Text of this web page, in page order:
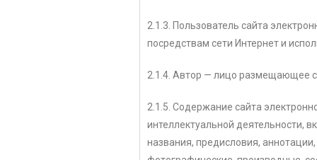
2.1.3. Пользователь сайта
посредствам сети Интернет и
2.1.4. Автор — лицо размещающее
2.1.5. Содержание сайта
интеллектуальной деятельности,
названия, предисловия,